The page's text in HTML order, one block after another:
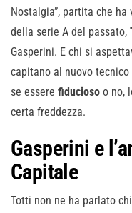
Nostalgia”, partita che
della serie A del passato,
Gasperini. E chi si
capitano al nuovo
se essere fiducioso o no,
certa freddezza.
Gasperini e
Capitale
Totti non ne ha parlato